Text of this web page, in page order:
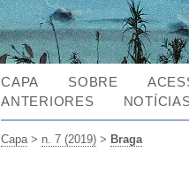
CAPA SOBRE
ANTERIORES
Capa > n. 7 (2019) > Braga